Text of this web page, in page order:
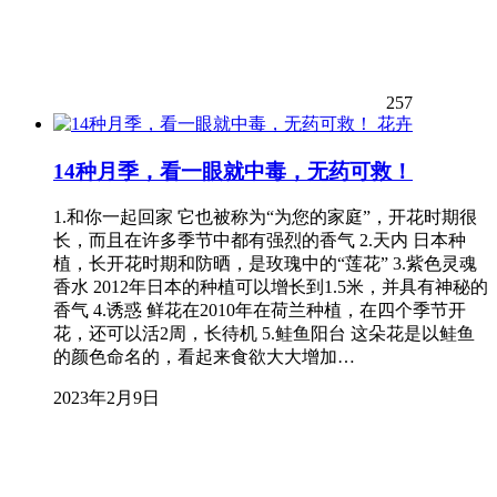
257
花卉
14种月季，看一眼就中毒，无药可救！
1.和你一起回家 它也被称为“为您的家庭”，开花时期很
长，而且在许多季节中都有强烈的香气 2.天内 日本种
植，长开花时期和防晒，是玫瑰中的“莲花” 3.紫色灵魂
香水 2012年日本的种植可以增长到1.5米，并具有神秘的
香气 4.诱惑 鲜花在2010年在荷兰种植，在四个季节开
花，还可以活2周，长待机 5.鲑鱼阳台 这朵花是以鲑鱼
的颜色命名的，看起来食欲大大增加…
2023年2月9日